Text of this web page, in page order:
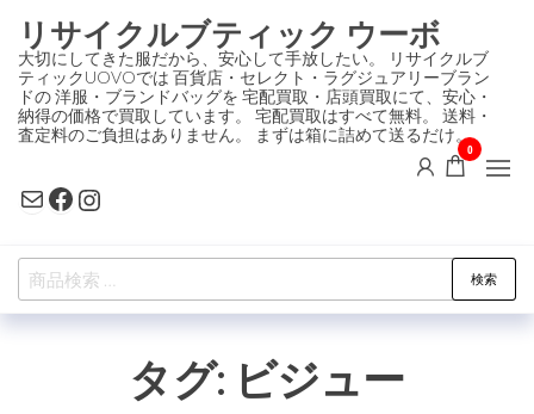
ン
テ
ン
ツ
プ
リサイクルブティック ウーボ
大切にしてきた服だから、安心して手放したい。 リサイクルブ
ティックUOVOでは 百貨店・セレクト・ラグジュアリーブラン
ドの 洋服・ブランドバッグを 宅配買取・店頭買取にて、安心・
納得の価格で買取しています。 宅配買取はすべて無料。 送料・
査定料のご負担はありません。 まずは箱に詰めて送るだけ。
MailFacebook
Instagram
0
検
索
検索
タグ: ビジュー